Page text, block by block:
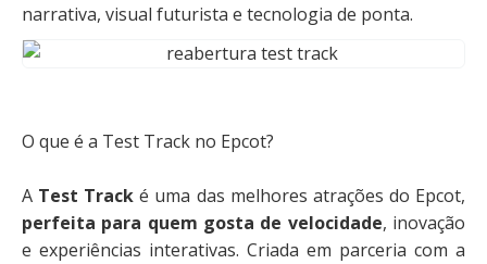
narrativa, visual futurista e tecnologia de ponta.
O que é a Test Track no Epcot?
A Test Track é uma das melhores atrações do Epcot,
perfeita para quem gosta de velocidade, inovação
e experiências interativas. Criada em parceria com a